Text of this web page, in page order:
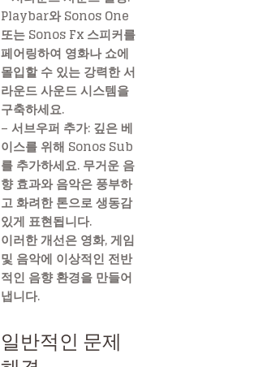
Playbar와 Sonos One
또는 Sonos Fx 스피커를
페어링하여 영화나 쇼에
몰입할 수 있는 강력한 서
라운드 사운드 시스템을
구축하세요.
– 서브우퍼 추가: 깊은 베
이스를 위해 Sonos Sub
를 추가하세요. 무거운 음
향 효과와 음악은 풍부하
고 화려한 톤으로 생동감
있게 표현됩니다.
이러한 개선은 영화, 게임
및 음악에 이상적인 전반
적인 음향 환경을 만들어
냅니다.
일반적인 문제